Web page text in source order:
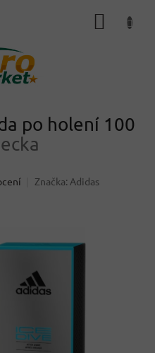
po holení 100
Značka: Adidas